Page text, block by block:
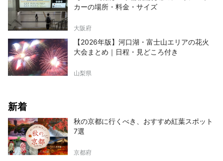
カーの場所・料金・サイズ
大阪府
【2026年版】河口湖・富士山エリアの花火
大会まとめ｜日程・見どころ付き
山梨県
新着
秋の京都に行くべき、おすすめ紅葉スポット
7選
京都府